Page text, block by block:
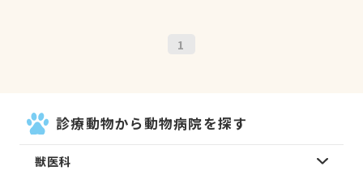
1
診療動物から動物病院を探す
獣医科